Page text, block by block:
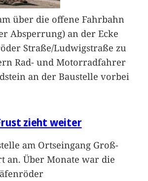
über die offene Fahrbahn
Absperrung) an der Ecke
Straße/Ludwigstraße zu
Rad- und Motorradfahrer
an der Baustelle vorbei
zieht weiter
am Ortseingang Groß-
an. Über Monate war die